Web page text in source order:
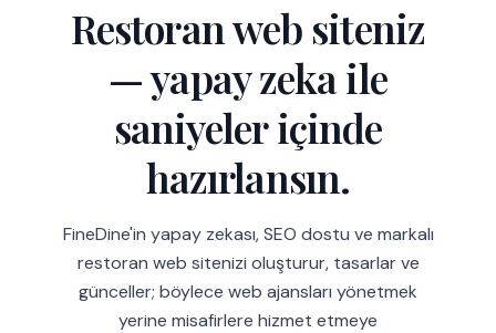
Restoran web siteniz
— yapay zeka ile
saniyeler içinde
hazırlansın.
FineDine'in yapay zekası, SEO dostu ve markalı
restoran web sitenizi oluşturur, tasarlar ve
günceller; böylece web ajansları yönetmek
yerine misafirlere hizmet etmeye